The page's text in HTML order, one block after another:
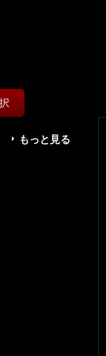
もっと見る